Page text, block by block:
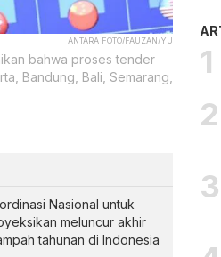
ANTARA FOTO/FAUZAN/YU
bahwa proses tender
Bandung, Bali, Semarang,
Nasional untuk
meluncur akhir
tahunan di Indonesia